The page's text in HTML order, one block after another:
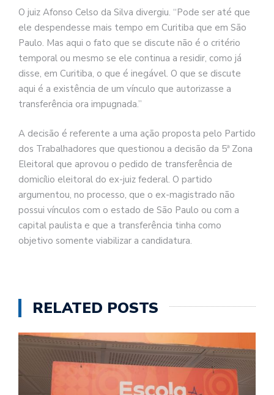
O juiz Afonso Celso da Silva divergiu. “Pode ser até que
ele despendesse mais tempo em Curitiba que em São
Paulo. Mas aqui o fato que se discute não é o critério
temporal ou mesmo se ele continua a residir, como já
disse, em Curitiba, o que é inegável. O que se discute
aqui é a existência de um vínculo que autorizasse a
transferência ora impugnada.”
A decisão é referente a uma ação proposta pelo Partido
dos Trabalhadores que questionou a decisão da 5ª Zona
Eleitoral que aprovou o pedido de transferência de
domicílio eleitoral do ex-juiz federal. O partido
argumentou, no processo, que o ex-magistrado não
possui vínculos com o estado de São Paulo ou com a
capital paulista e que a transferência tinha como
objetivo somente viabilizar a candidatura.
RELATED POSTS